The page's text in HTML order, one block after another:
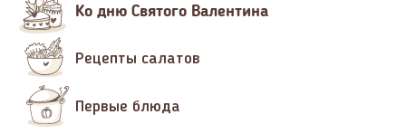
Ко дню Святого Валентина
Рецепты салатов
Первые блюда